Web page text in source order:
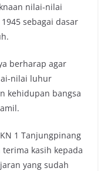
nilai-nilai
sebagai dasar
berharap agar
nilai luhur
kehidupan bangsa
1 Tanjungpinang
kasih kepada
yang sudah